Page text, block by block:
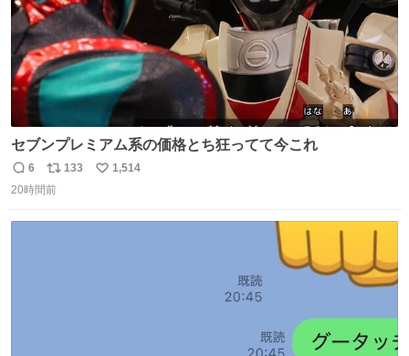
セブンプレミアム系の価格とち狂ってて今これ
返
信
6
リ
ポ
133
い
1,514
20時間前